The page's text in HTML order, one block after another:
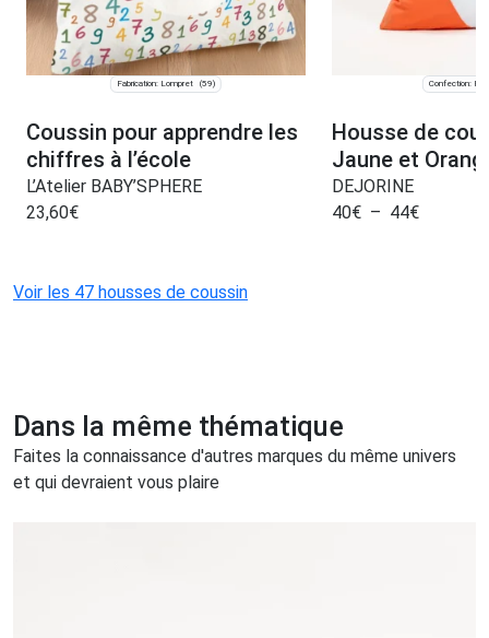
Fabrication: Lompret (59)
Coussin pour apprendre les
chiffres à l’école
L’Atelier BABY’SPHERE
23,60€
Confection:
Housse de
Jaune et
DEJORINE
40€ – 44€
Voir les 47 housses de coussin
Dans la même thématique
Faites la connaissance d'autres marques du même univers
et qui devraient vous plaire